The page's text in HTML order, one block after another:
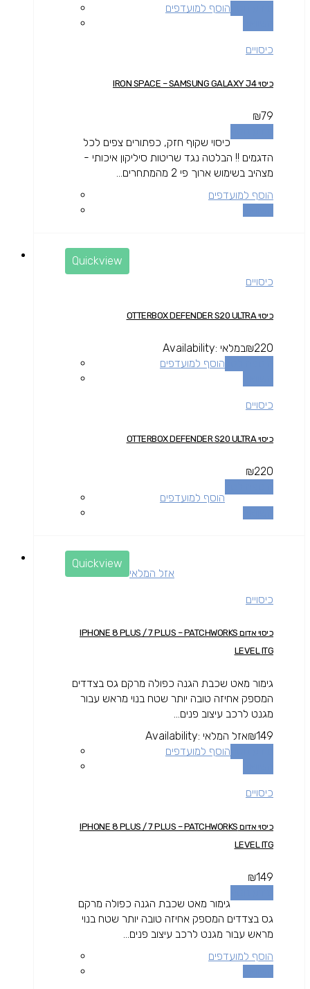
הוסף למועדפים
כיסויים
כיסוי IRON SPACE – SAMSUNG GALAXY J4
₪79
כיסוי שקוף חזק, כפתורים צפים לכל
הדגמים !! הבלטה נגד שריטות סיליקון איכותי -
מצהיב בשימוש ארוך פי 2 מהמתחרים...
הוסף למועדפים
Quickview
כיסויים
כיסוי OTTERBOX DEFENDER S20 ULTRA
₪220
Availability: במלאי
הוסף למועדפים
כיסויים
כיסוי OTTERBOX DEFENDER S20 ULTRA
₪220
הוסף למועדפים
Quickview
אזל המלאי
כיסויים
כיסוי אדום IPHONE 8 PLUS / 7 PLUS – PATCHWORKS
LEVEL ITG
גימור מאט שכבת הגנה כפולה מרקם גס בצדדים
המספק אחיזה טובה יותר שטח בנוי מראש עבור
מגנט לרכב עיצוב פנים...
₪149
Availability: אזל המלאי
הוסף למועדפים
כיסויים
כיסוי אדום IPHONE 8 PLUS / 7 PLUS – PATCHWORKS
LEVEL ITG
₪149
גימור מאט שכבת הגנה כפולה מרקם
גס בצדדים המספק אחיזה טובה יותר שטח בנוי
מראש עבור מגנט לרכב עיצוב פנים...
הוסף למועדפים